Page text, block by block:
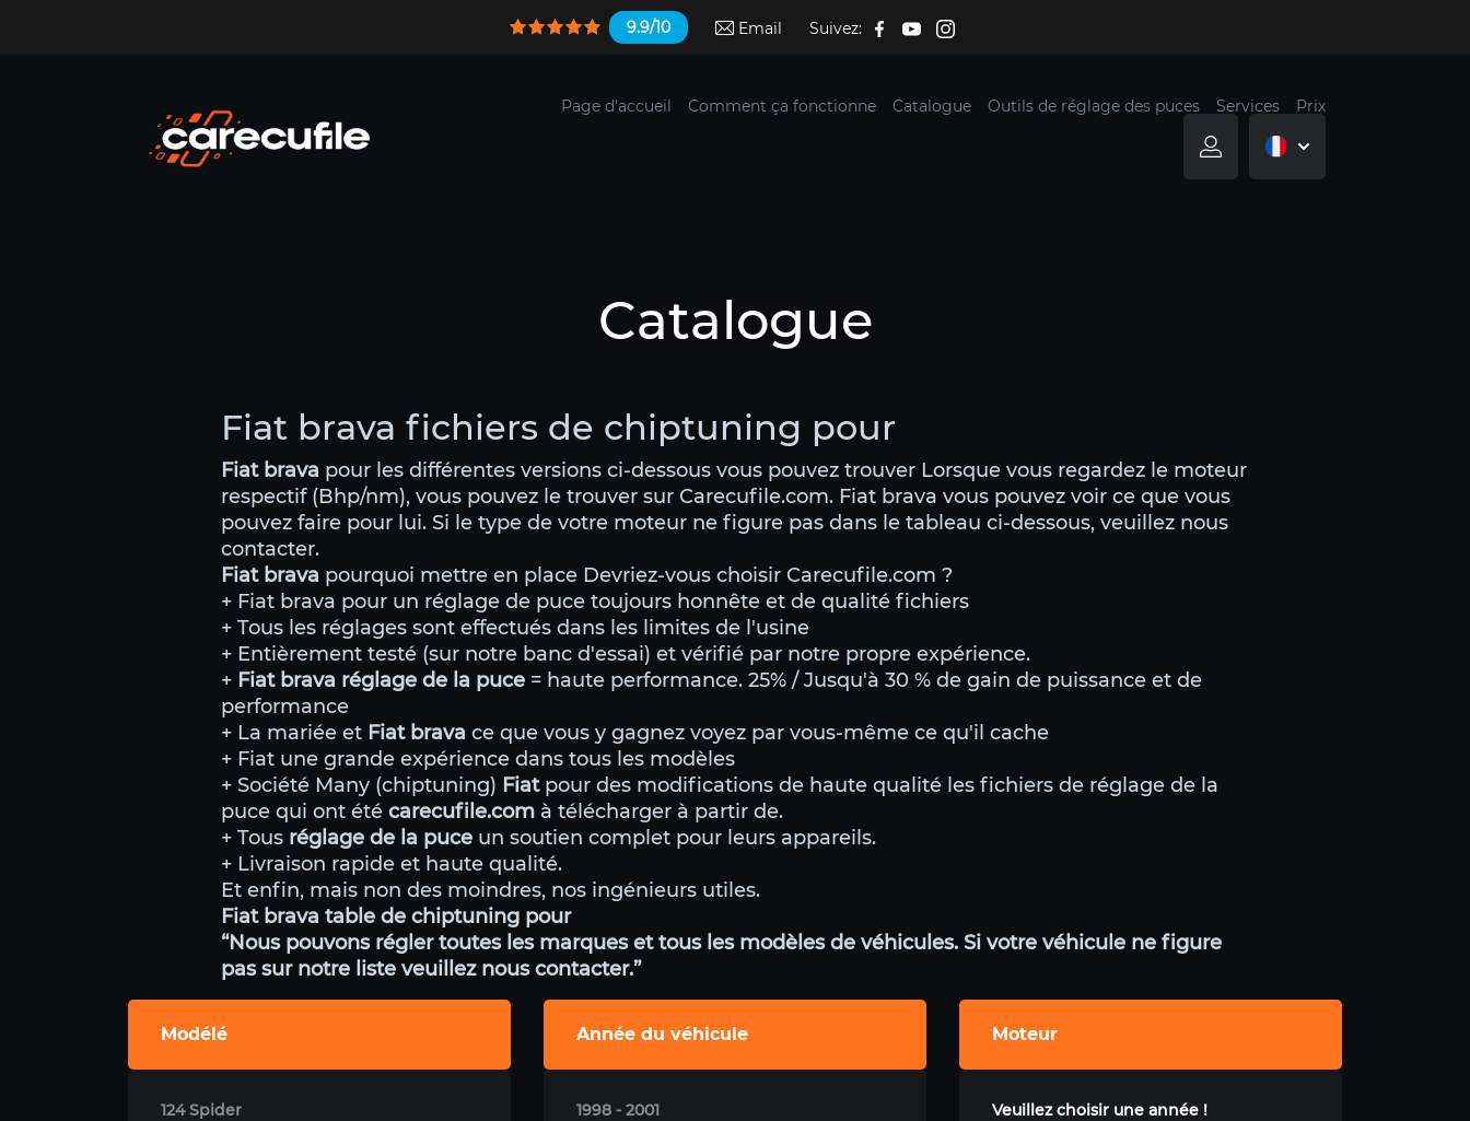
9.9/10 Email Suivez:
Page d'accueil Comment ça fonctionne Catalogue Outils de réglage des puces Services Prix
Catalogue
Fiat brava fichiers de chiptuning pour
Fiat brava pour les différentes versions ci-dessous vous pouvez trouver Lorsque vous regardez le moteur
respectif (Bhp/nm), vous pouvez le trouver sur Carecufile.com. Fiat brava vous pouvez voir ce que vous
pouvez faire pour lui. Si le type de votre moteur ne figure pas dans le tableau ci-dessous, veuillez nous
contacter.
Fiat brava pourquoi mettre en place Devriez-vous choisir Carecufile.com ?
+ Fiat brava pour un réglage de puce toujours honnête et de qualité fichiers
+ Tous les réglages sont effectués dans les limites de l'usine
+ Entièrement testé (sur notre banc d'essai) et vérifié par notre propre expérience.
+ Fiat brava réglage de la puce = haute performance. 25% / Jusqu'à 30 % de gain de puissance et de
performance
+ La mariée et Fiat brava ce que vous y gagnez voyez par vous-même ce qu'il cache
+ Fiat une grande expérience dans tous les modèles
+ Société Many (chiptuning) Fiatpour des modifications de haute qualité les fichiers de réglage de la
puce qui ont été carecufile.com à télécharger à partir de.
+ Tous réglage de la puce un soutien complet pour leurs appareils.
+ Livraison rapide et haute qualité.
Et enfin, mais non des moindres, nos ingénieurs utiles.
Fiat brava table de chiptuning pour
“Nous pouvons régler toutes les marques et tous les modèles de véhicules. Si votre véhicule ne figure
pas sur notre liste veuillez nous contacter.”
Modélé
124 Spider
Année du véhicule
1998 - 2001
Moteur
Veuillez choisir une année !